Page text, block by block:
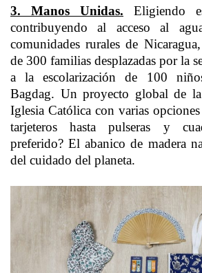
3. Manos Unidas.
Eligiendo
contribuyendo al acceso al
comunidades rurales de
de 300 familias desplazadas por la
a la escolarización de 100
Bagdag. Un proyecto global de
Iglesia Católica con varias opciones
tarjeteros hasta pulseras y
preferido? El abanico de madera
del cuidado del planeta.